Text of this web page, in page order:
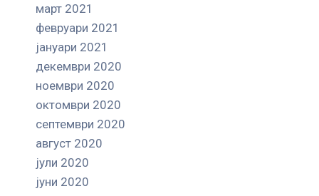
март 2021
февруари 2021
јануари 2021
декември 2020
ноември 2020
октомври 2020
септември 2020
август 2020
јули 2020
јуни 2020